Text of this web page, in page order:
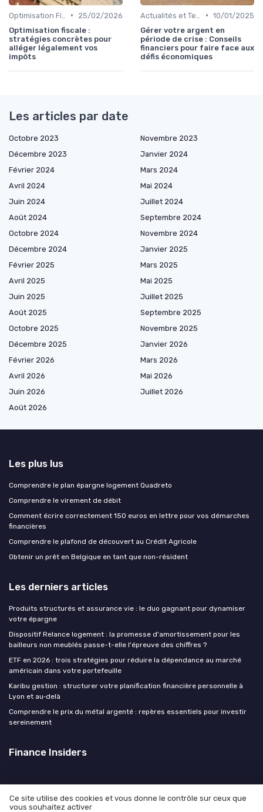
•
25/02/2026
Optimisation fiscale :
stratégies concrètes pour
alléger légalement vos
impôts
• 10/01/2025
Gérer votre argent en
période de crise : Conseils
financiers pour faire face aux
défis économiques
Les articles par date
Octobre 2023
Novembre 2023
Décembre 2023
Janvier 2024
Février 2024
Mars 2024
Avril 2024
Mai 2024
Juin 2024
Juillet 2024
Août 2024
Septembre 2024
Octobre 2024
Novembre 2024
Décembre 2024
Janvier 2025
Février 2025
Mars 2025
Avril 2025
Mai 2025
Juin 2025
Juillet 2025
Août 2025
Septembre 2025
Octobre 2025
Novembre 2025
Décembre 2025
Janvier 2026
Février 2026
Mars 2026
Avril 2026
Mai 2026
Juin 2026
Juillet 2026
Août 2026
Les plus lus
Comprendre le plan épargne logement Quadreto
Comprendre le virement de débit
Comment écrire correctement 150 euros en lettre pour vos démarches
financières
Comprendre le plafond de découvert au Crédit Agricole
Obtenir un prêt en Belgique en tant que non-résident
Les derniers articles
Produits structurés et assurance vie : le duo gagnant pour dynamiser
votre épargne
Dispositif Relance logement : la promesse d'amortissement pour les
bailleurs non meublés passe-t-elle l'épreuve des chiffres ?
ETF en 2026 : trois stratégies pour réduire la dépendance au marché
américain dans votre portefeuille
Karibu gestion : structurer votre planification financière personnelle à
Lyon et au‑delà
Comprendre le prix du métal argenté : repères essentiels pour investir
sereinement
Finance Insiders
Ce site utilise des cookies et vous donne le contrôle sur ceux que
vous souhaitez activer